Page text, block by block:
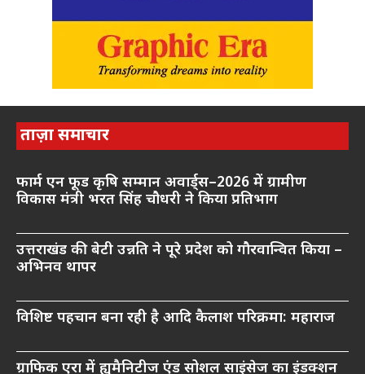
ताज़ा समाचार
फार्म एन फूड कृषि सम्मान अवार्ड्स–2026 में ग्रामीण
विकास मंत्री भरत सिंह चौधरी ने किया प्रतिभाग
उत्तराखंड की बेटी उन्नति ने पूरे प्रदेश को गौरवान्वित किया –
अभिनव थापर
विशिष्ट पहचान बना रही है आदि कैलाश परिक्रमा: महाराज
ग्राफिक एरा में ह्यूमैनिटीज एंड सोशल साइंसेज का इंडक्शन